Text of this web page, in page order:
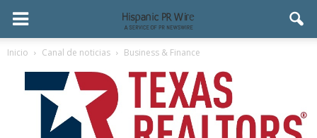
Inicio Canal de noticias Business & Finance